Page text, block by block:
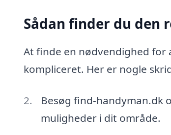
Sådan finder du den
At finde en nødvendighed for
kompliceret. Her er nogle
Besøg find-handyman.dk
muligheder i dit område.